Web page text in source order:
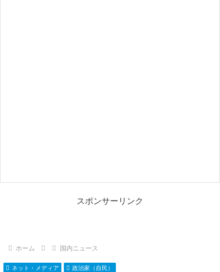
スポンサーリンク
ホーム 国内ニュース
ネット・メディア 政治家（自民）